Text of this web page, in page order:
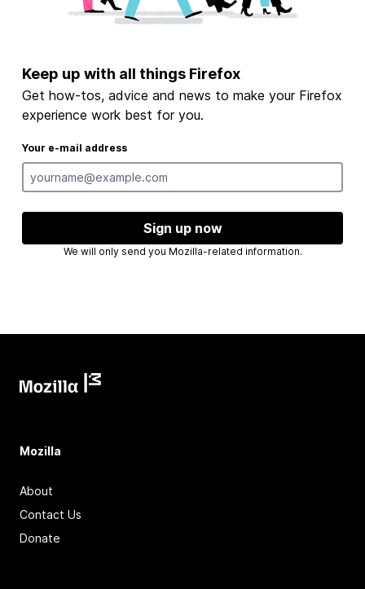
Keep up with all things Firefox
Get how-tos, advice and news to make your Firefox
experience work best for you.
Your e-mail address
Sign up now
We will only send you Mozilla-related information.
Mozilla
About
Contact Us
Donate